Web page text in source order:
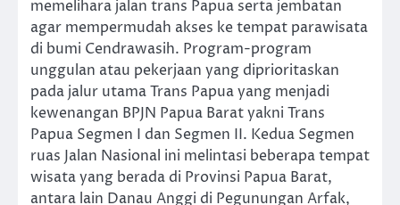
memelihara jalan trans Papua serta jembatan
agar mempermudah akses ke tempat parawisata
di bumi Cendrawasih. Program-program
unggulan atau pekerjaan yang diprioritaskan
pada jalur utama Trans Papua yang menjadi
kewenangan BPJN Papua Barat yakni Trans
Papua Segmen I dan Segmen II. Kedua Segmen
ruas Jalan Nasional ini melintasi beberapa tempat
wisata yang berada di Provinsi Papua Barat,
antara lain Danau Anggi di Pegunungan Arfak,